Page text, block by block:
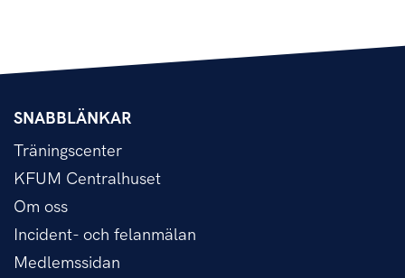
SNABBLÄNKAR
Träningscenter
KFUM Centralhuset
Om oss
Incident- och felanmälan
Medlemssidan